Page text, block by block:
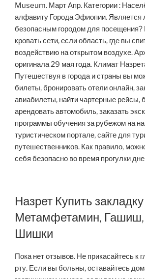
Museum. Март Апр. Категории :
алфавиту Города Эфиопии. Является
безопасным городом для посещения?
кровать сети, если область, где вы
воздействию на открытом воздухе.
оригинала 29 мая года. Климат
Путешествуя в города и страны вы
билеты, бронировать отели онлайн,
авиабилеты, найти чартерные рейсы,
арендовать автомобиль, заказать
программы обучения за рубежом на
туристическом портале, сайте для
путешественников. Как правило,
себя безопасно во время прогулки
Назрет Купить закладку
Метамфетамин,
Шишки
Пока нет отзывов. Не прикасайтесь к
рту. Если вы больны, оставайтесь